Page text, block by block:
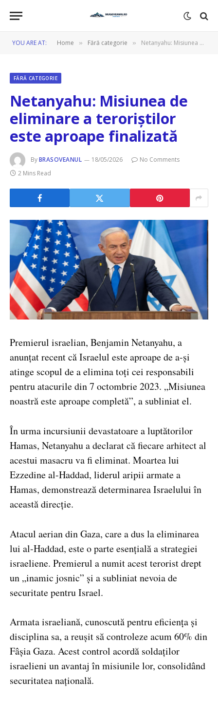
YOU ARE AT: Home » Fără categorie » Netanyahu: Misiunea de eliminare a teroriștilor este aproape finalizată
FĂRĂ CATEGORIE
Netanyahu: Misiunea de
eliminare a teroriștilor
este aproape finalizată
ByBRASOVEANUL 18/05/2026
No Comments
2 Mins Read
Premierul israelian, Benjamin Netanyahu, a
anunțat recent că Israelul este aproape de a-și
atinge scopul de a elimina toți cei responsabili
pentru atacurile din 7 octombrie 2023. „Misiunea
noastră este aproape completă”, a subliniat el.
În urma incursiunii devastatoare a luptătorilor
Hamas, Netanyahu a declarat că fiecare arhitect al
acestui masacru va fi eliminat. Moartea lui
Ezzedine al-Haddad, liderul aripii armate a
Hamas, demonstrează determinarea Israelului în
această direcție.
Atacul aerian din Gaza, care a dus la eliminarea
lui al-Haddad, este o parte esențială a strategiei
israeliene. Premierul a numit acest terorist drept
un „inamic josnic” și a subliniat nevoia de
securitate pentru Israel.
Armata israeliană, cunoscută pentru eficiența și
disciplina sa, a reușit să controleze acum 60% din
Fâșia Gaza. Acest control acordă soldaților
israelieni un avantaj în misiunile lor, consolidând
securitatea națională.